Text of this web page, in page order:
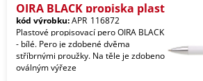
OIRA BLACK propiska plast
kód výrobku:APR_116872
Plastové propisovací pero OIRA BLACK
- bílé. Pero je zdobené dvěma
stříbrnými proužky. Na těle je zdobeno
oválným výřeze